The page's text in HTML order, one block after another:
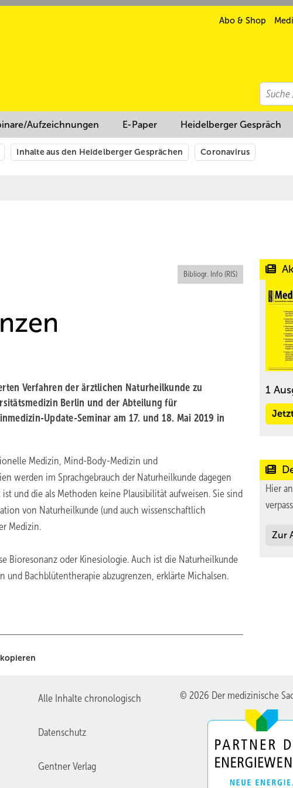
Abo & Shop
Search
Aufzeichnungen E-Paper Heidelberger Gespräch
Inhalte aus den Heidelberger Gesprächen Coronavirus
Bibliogr. Info (RIS)
Verfahren der ärztlichen Naturheilkunde zu
Berlin und der Abteilung für
Update-Seminar am 17. und 18. Mai 2019 in
Medizin, Mind-Body-Medizin und
werden im Sprachgebrauch der Naturheilkunde dagegen
und die als Methoden keine Plausibilität aufweisen. Sie sind
von Naturheilkunde (und auch wissenschaftlich
Medizin.
Bioresonanz oder Kinesiologie. Auch ist die Naturheilkunde
Bachblütentherapie abzugrenzen, erklärte Michalsen.
1
Hier
Zur
Alle Inhalte chronologisch
Datenschutz
Gentner Verlag
© 2026 Der medizinische